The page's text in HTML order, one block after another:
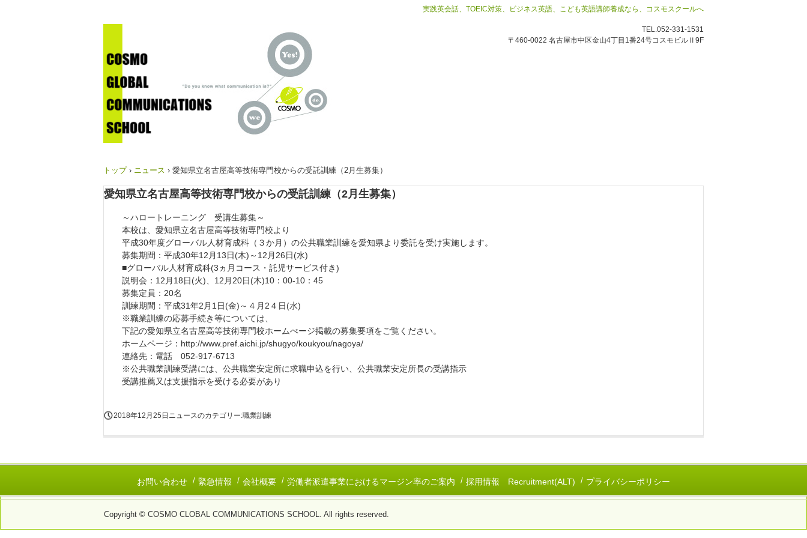
実践英会話、TOEIC対策、ビジネス英語、こども英語講師養成なら、コスモスクールへ
TEL.052-331-1531
〒460-0022 名古屋市中区金山4丁目1番24号コスモビルⅡ9F
トップ › ニュース › 愛知県立名古屋高等技術専門校からの受託訓練（2月生募集）
愛知県立名古屋高等技術専門校からの受託訓練（2月生募集）
～ハロートレーニング 受講生募集～
本校は、愛知県立名古屋高等技術専門校より
平成30年度グローバル人材育成科（３か月）の公共職業訓練を愛知県より委託を受け実施します。
募集期間：平成30年12月13日(木)～12月26日(水)
■グローバル人材育成科(3ヵ月コース・託児サービス付き)
説明会：12月18日(火)、12月20日(木)10：00-10：45
募集定員：20名
訓練期間：平成31年2月1日(金)～４月2４日(水)
※職業訓練の応募手続き等については、
下記の愛知県立名古屋高等技術専門校ホームぺージ掲載の募集要項をご覧ください。
ホームページ：http://www.pref.aichi.jp/shugyo/koukyou/nagoya/
連絡先：電話 052-917-6713
※公共職業訓練受講には、公共職業安定所に求職申込を行い、公共職業安定所長の受講指示
受講推薦又は支援指示を受ける必要があり
2018年12月25日 ニュースのカテゴリー:職業訓練
お問い合わせ 緊急情報 会社概要 労働者派遣事業におけるマージン率のご案内 採用情報 Recruitment(ALT) プライバシーポリシー
Copyright © COSMO CLOBAL COMMUNICATIONS SCHOOL. All rights reserved.